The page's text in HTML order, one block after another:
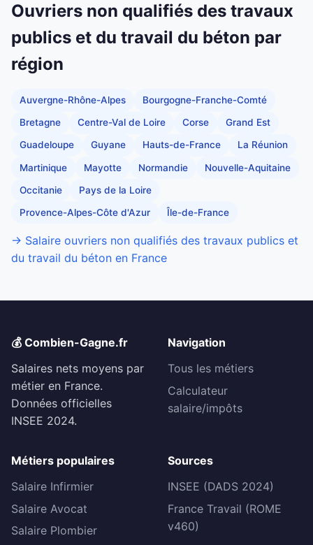
Ouvriers non qualifiés des travaux
publics et du travail du béton par
région
Auvergne-Rhône-Alpes Bourgogne-Franche-Comté
Bretagne Centre-Val de Loire Corse Grand Est
Guadeloupe Guyane Hauts-de-France La Réunion
Martinique Mayotte Normandie Nouvelle-Aquitaine
Occitanie Pays de la Loire
Provence-Alpes-Côte d'Azur Île-de-France
→ Salaire ouvriers non qualifiés des travaux publics et
du travail du béton en France
💰 Combien-Gagne.fr
Salaires nets moyens par
métier en France.
Données officielles
INSEE 2024.
Navigation
Tous les métiers
Calculateur
salaire/impôts
Métiers populaires
Salaire Infirmier
Salaire Avocat
Salaire Plombier
Sources
INSEE (DADS 2024)
France Travail (ROME
v460)